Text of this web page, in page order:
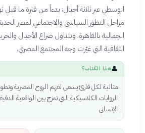
عبر النص، معطية الواقعية
الثقيلة نوعاً من التوازن
الإنساني
مراحل التطور السياسي والاجتماعي لمصر
الجمالية بالقاهرة، وتتناول صراع الأجيال
الثقافية التي غيّرت وجه المجتمع المصري.
👤هذا الكتاب؟
مثالية لكل قارئ يسعى لفهم الروح المصرية
الروايات الكلاسيكية التي تمزج بين الواقعية
الإنساني